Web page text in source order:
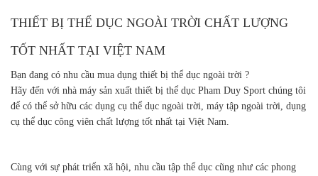
THIẾT BỊ THỂ DỤC NGOÀI TRỜI CHẤT LƯỢNG
TỐT NHẤT TẠI VIỆT NAM
Bạn đang có nhu cầu mua dụng thiết bị thể dục ngoài trời ?
Hãy đến với nhà máy sản xuất thiết bị thể dục Pham Duy Sport chúng tôi
để có thể sở hữu các dụng cụ thể dục ngoài trời, máy tập ngoài trời, dụng
cụ thể dục công viên chất lượng tốt nhất tại Việt Nam.
Cùng với sự phát triển xã hội, nhu cầu tập thể dục cũng như các phong